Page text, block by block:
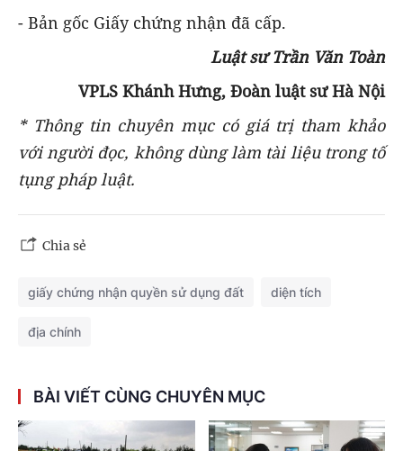
- Bản gốc Giấy chứng nhận đã cấp.
Luật sư Trần Văn Toàn
VPLS Khánh Hưng, Đoàn luật sư Hà Nội
* Thông tin chuyên mục có giá trị tham khảo
với người đọc, không dùng làm tài liệu trong tố
tụng pháp luật.
Chia sẻ
giấy chứng nhận quyền sử dụng đất diện tích
địa chính
BÀI VIẾT CÙNG CHUYÊN MỤC